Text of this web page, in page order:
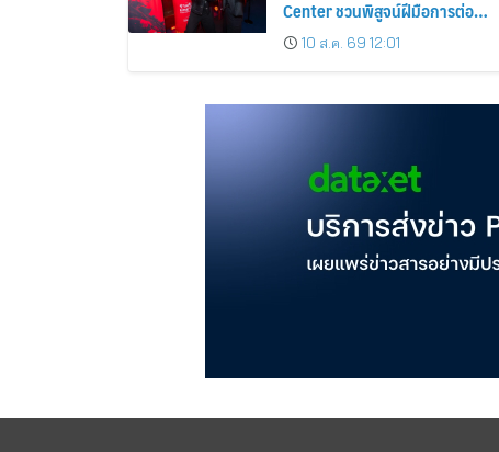
Center ชวนพิสูจน์ฝีมือการต่อสู้
8–9 สิงหาคมนี้เท่านั้น เข้าชมได้
ไม่มีค่าใช้จ่าย!
10 ส.ค. 69 12:01